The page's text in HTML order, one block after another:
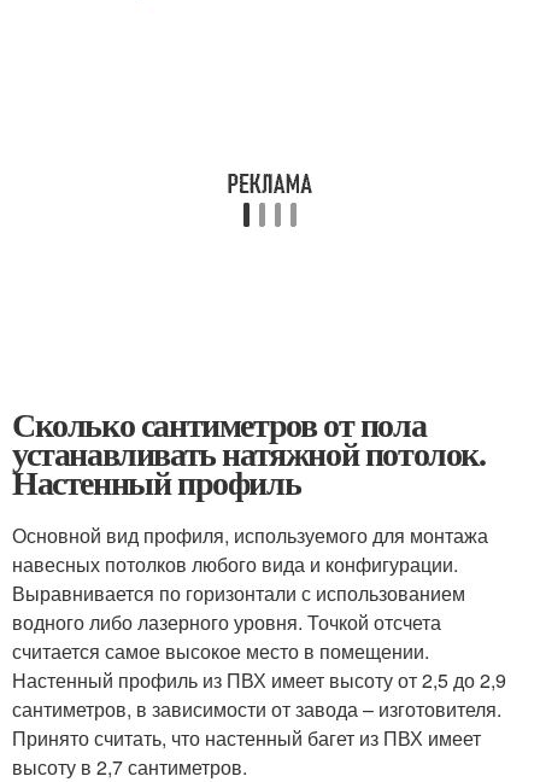
Сколько сантиметров от пола
устанавливать натяжной потолок.
Настенный профиль
Основной вид профиля, используемого для монтажа
навесных потолков любого вида и конфигурации.
Выравнивается по горизонтали с использованием
водного либо лазерного уровня. Точкой отсчета
считается самое высокое место в помещении.
Настенный профиль из ПВХ имеет высоту от 2,5 до 2,9
сантиметров, в зависимости от завода – изготовителя.
Принято считать, что настенный багет из ПВХ имеет
высоту в 2,7 сантиметров.